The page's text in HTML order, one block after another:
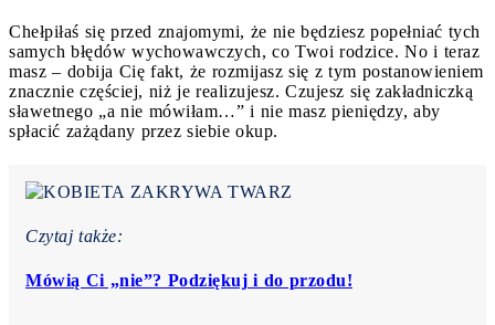
Chełpiłaś się przed znajomymi, że nie będziesz popełniać tych
samych błędów wychowawczych, co Twoi rodzice. No i teraz
masz – dobija Cię fakt, że rozmijasz się z tym postanowieniem
znacznie częściej, niż je realizujesz. Czujesz się zakładniczką
sławetnego „a nie mówiłam…” i nie masz pieniędzy, aby
spłacić zażądany przez siebie okup.
Czytaj także:
Mówią Ci „nie”? Podziękuj i do przodu!